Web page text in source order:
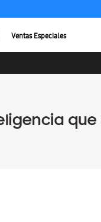
Ventas Especiales